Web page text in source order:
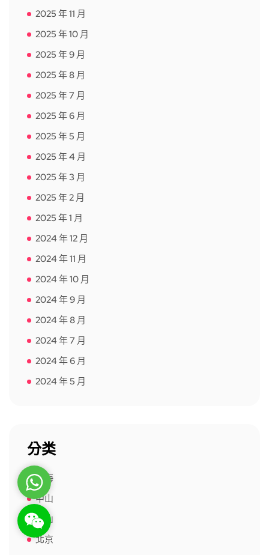
2025 年 11 月
2025 年 10 月
2025 年 9 月
2025 年 8 月
2025 年 7 月
2025 年 6 月
2025 年 5 月
2025 年 4 月
2025 年 3 月
2025 年 2 月
2025 年 1 月
2024 年 12 月
2024 年 11 月
2024 年 10 月
2024 年 9 月
2024 年 8 月
2024 年 7 月
2024 年 6 月
2024 年 5 月
分类
上海
中山
佛山
北京
WhatsApp
WeChat: rsgt819